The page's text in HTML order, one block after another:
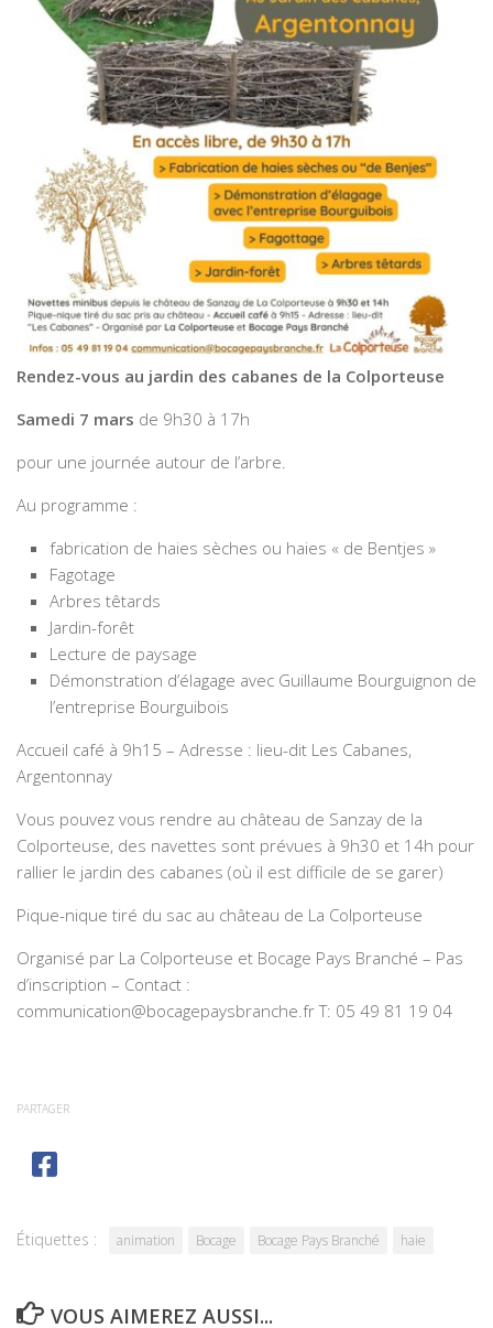
Rendez-vous au jardin des cabanes de la Colporteuse
Samedi 7 mars de 9h30 à 17h
pour une journée autour de l’arbre.
Au programme :
fabrication de haies sèches ou haies « de Bentjes »
Fagotage
Arbres têtards
Jardin-forêt
Lecture de paysage
Démonstration d’élagage avec Guillaume Bourguignon de
l’entreprise Bourguibois
Accueil café à 9h15 – Adresse : lieu-dit Les Cabanes,
Argentonnay
Vous pouvez vous rendre au château de Sanzay de la
Colporteuse, des navettes sont prévues à 9h30 et 14h pour
rallier le jardin des cabanes (où il est difficile de se garer)
Pique-nique tiré du sac au château de La Colporteuse
Organisé par La Colporteuse et Bocage Pays Branché – Pas
d’inscription – Contact :
communication@bocagepaysbranche.fr T: 05 49 81 19 04
PARTAGER
Étiquettes : animation Bocage Bocage Pays Branché haie
VOUS AIMEREZ AUSSI...